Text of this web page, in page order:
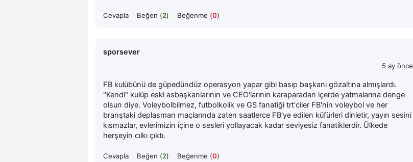
Cevapla Beğen (2) Beğenme (0)
sporsever
5 ay önce
FB kulübünü de güpedündüz operasyon yapar gibi basıp başkanı gözaltına almışlardı.
"Kendi" kulüp eski asbaşkanlarının ve CEO'larının karaparadan içerde yatmalarına denge
olsun diye. Voleybolbilmez, futbolkolik ve GS fanatiği trt'ciler FB'nin voleybol ve her
branştaki deplasman maçlarında zaten saatlerce FB'ye edilen küfürleri dinletir, yayın sesini
kısmazlar, evlerimizin içine o sesleri yollayacak kadar seviyesiz fanatiklerdir. Ülkede
herşeyin cılkı çıktı.
Cevapla Beğen (2) Beğenme (0)